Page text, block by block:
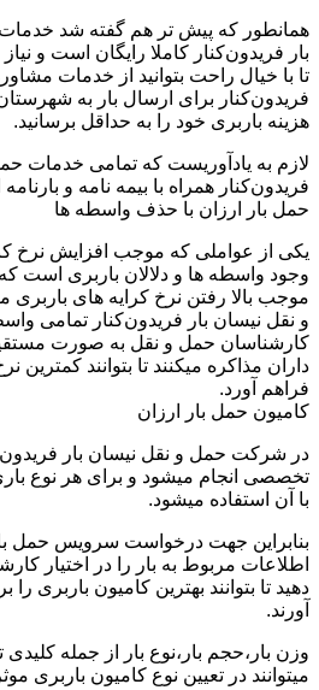
همانطور که پیش تر هم گفته شد
بار فریدون‌کنار کاملا رایگان است و
تا با خیال راحت بتوانید از خدمات
فریدون‌کنار برای ارسال بار به
هزینه باربری خود را به حداقل برسانید.
لازم به یادآوریست که تمامی خدمات
فریدون‌کنار همراه با بیمه نامه و
حمل بار ارزان با حذف واسطه ها
یکی از عواملی که موجب افزایش نرخ
وجود واسطه ها و دلالان باربری است
موجب بالا رفتن نرخ کرایه های
و نقل نیسان بار فریدون‌کنار تمامی
کارشناسان حمل و نقل به صورت مستقیم
داران مذاکره میکنند تا بتوانند کمترین
فراهم آورد.
کامیون حمل بار ارزان
در شرکت حمل و نقل نیسان بار
تخصصی انجام میشود و برای هر نوع
با آن استفاده میشود.
بنابراین جهت درخواست سرویس حمل
اطلاعات مربوط به بار را در اختیار
دهید تا بتوانند بهترین کامیون باربری
آورند.
وزن بار،حجم بار،نوع بار از جمله
میتوانند در تعیین نوع کامیون باربری